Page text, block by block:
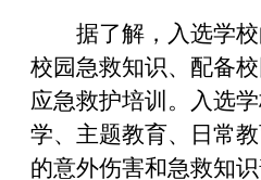
据了解，入选学
校园急救知识、配备
应急救护培训。入选
学、主题教育、日常
的意外伤害和急救知